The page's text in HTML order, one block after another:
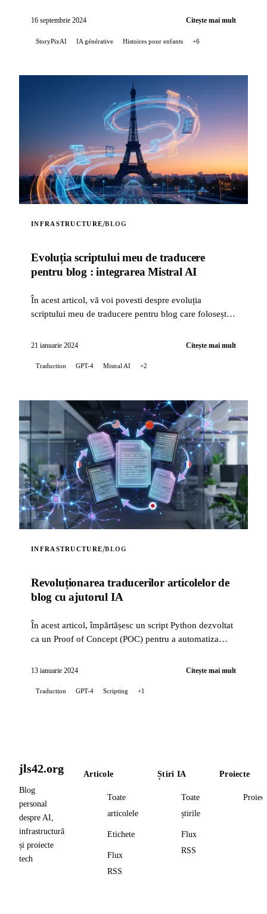
16 septembrie 2024 Citește mai mult
StoryPixAI IA générative Histoires pour enfants +6
INFRASTRUCTURE/BLOG
Evoluția scriptului meu de traducere
pentru blog : integrarea Mistral AI
În acest articol, vă voi povesti despre evoluția
scriptului meu de traducere pentru blog care folosește
AI...
21 ianuarie 2024 Citește mai mult
Traduction GPT-4 Mistral AI +2
INFRASTRUCTURE/BLOG
Revoluționarea traducerilor articolelor de
blog cu ajutorul IA
În acest articol, împărtășesc un script Python dezvoltat
ca un Proof of Concept (POC) pentru a automatiza
13 ianuarie 2024 Citește mai mult
Traduction GPT-4 Scripting +1
jls42.org
Blog
personal
despre AI,
infrastructură
și proiecte
tech
Articole
Toate
articolele
Etichete
Flux
RSS
Știri IA
Toate
știrile
Flux
RSS
Proiecte